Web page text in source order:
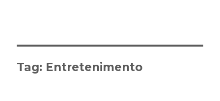
Tag: Entretenimento